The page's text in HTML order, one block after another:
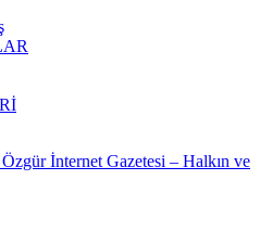
İnternet Gazetesi – Halkın ve